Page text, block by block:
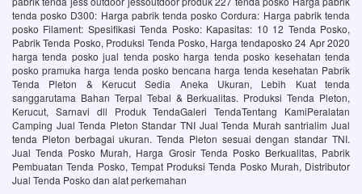
tenda posko D300: Harga pabrik tenda posko Cordura: Harga pabrik tenda
posko Filament: Spesifikasi Tenda Posko: Kapasitas: 10 12 Tenda Posko,
Pabrik Tenda Posko, Produksi Tenda Posko, Harga tendaposko 24 Apr 2020
harga tenda posko jual tenda posko harga tenda posko kesehatan tenda
posko pramuka harga tenda posko bencana harga tenda kesehatan Pabrik
Tenda Pleton & Kerucut Sedia Aneka Ukuran, Lebih Kuat‎ tenda
sanggarutama Bahan Terpal Tebal & Berkualitas. Produksi Tenda Pleton,
Kerucut, Sarnavi dll Produk TendaGaleri TendaTentang KamiPeralatan
Camping Jual Tenda Pleton Standar TNI Jual Tenda Murah‎ santrialim Jual
tenda Pleton berbagai ukuran. Tenda Pleton sesuai dengan standar TNI.
Jual Tenda Posko Murah, Harga Grosir Tenda Posko Berkualitas, Pabrik
Pembuatan Tenda Posko, Tempat Produksi Tenda Posko Murah, Distributor
Jual Tenda Posko dan alat perkemahan